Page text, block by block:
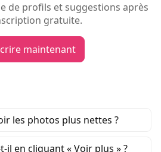
de profils et suggestions après
gratuite.
maintenant
les photos plus nettes ?
en cliquant « Voir plus » ?